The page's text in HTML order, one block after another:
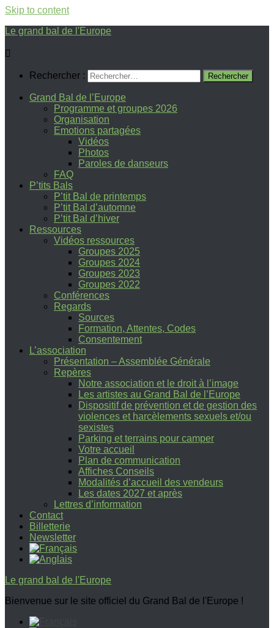
Skip to content
Le grand bal de l'Europe
Rechercher :
Grand Bal de l’Europe
Programme et groupes 2026
Organisation
Emotions partagées
Vidéos
Photos
Paroles de danseurs
FAQ
P’tits Bals
P’tit Bal de printemps
P’tit Bal d’automne
P’tit Bal d’hiver
Ressources
Vidéos ressources
Groupes 2025
Groupes 2024
Groupes 2023
Groupes 2022
Conférences
Regards
Sources
Formation, Attentes, Codes
Consentement
L’association
Présentation – Assemblée Générale
Repères
Notre association et le droit à l’image
Les artistes au Grand Bal de l’Europe
Dispositif de prévention et de gestion des
violences et harcèlements sexuels et/ou
sexistes
Parking et terrains pour camper
Votre accueil
Plan de communication
Affiches Conseils
Modalités d’accueil des vendeurs
Les dates 2027 et après
Lettres d’information
Contact
Billetterie
Newsletter
Le grand bal de l'Europe
Bienvenue sur le site officiel du Grand Bal de l'Europe !